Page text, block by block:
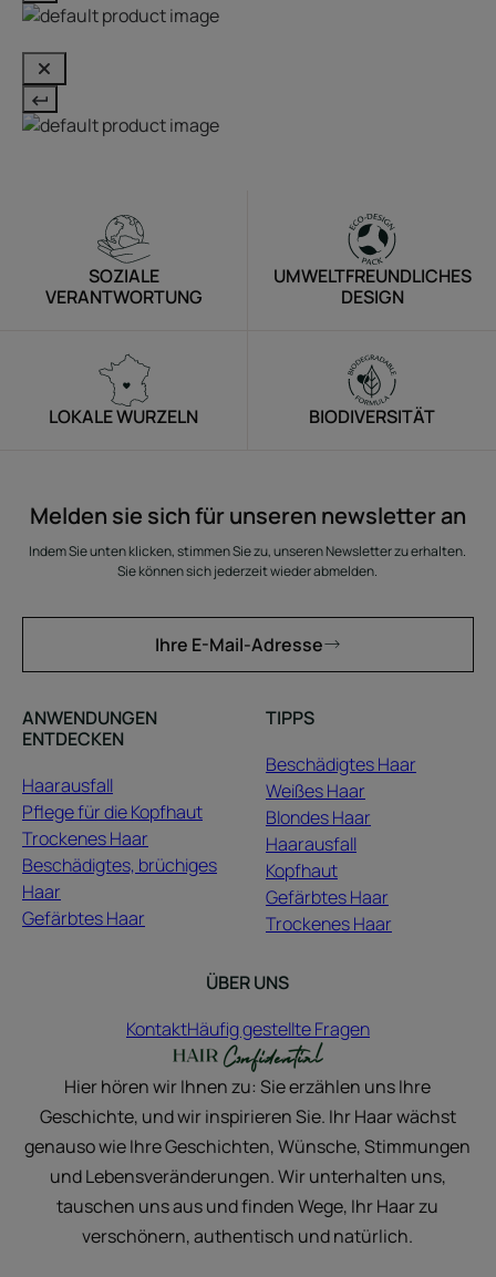
SOZIALE
VERANTWORTUNG
UMWELTFREUNDLICHES
DESIGN
LOKALE WURZELN BIODIVERSITÄT
Melden sie sich für unseren newsletter an
Indem Sie unten klicken, stimmen Sie zu, unseren Newsletter zu erhalten.
Sie können sich jederzeit wieder abmelden.
Ihre E-Mail-Adresse
ANWENDUNGEN
ENTDECKEN
Haarausfall
Pflege für die Kopfhaut
Trockenes Haar
Beschädigtes, brüchiges
Haar
Gefärbtes Haar
TIPPS
Beschädigtes Haar
Weißes Haar
Blondes Haar
Haarausfall
Kopfhaut
Gefärbtes Haar
Trockenes Haar
ÜBER UNS
KontaktHäufig gestellte Fragen
Hier hören wir Ihnen zu: Sie erzählen uns Ihre
Geschichte, und wir inspirieren Sie. Ihr Haar wächst
genauso wie Ihre Geschichten, Wünsche, Stimmungen
und Lebensveränderungen. Wir unterhalten uns,
tauschen uns aus und finden Wege, Ihr Haar zu
verschönern, authentisch und natürlich.